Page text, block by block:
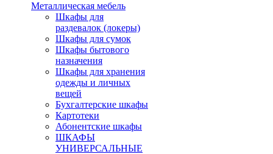
Металлическая мебель
Шкафы для
раздевалок (локеры)
Шкафы для сумок
Шкафы бытового
назначения
Шкафы для хранения
одежды и личных
вещей
Бухгалтерские шкафы
Картотеки
Абонентские шкафы
ШКАФЫ
УНИВЕРСАЛЬНЫЕ